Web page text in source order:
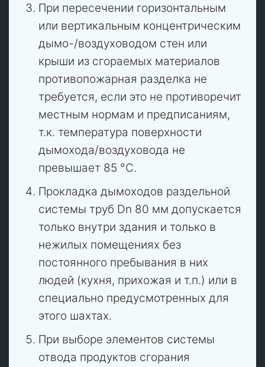
При пересечении горизонтальным
или вертикальным концентрическим
дымо-/воздуховодом стен или
крыши из сгораемых материалов
противопожарная разделка не
требуется, если это не противоречит
местным нормам и предписаниям,
т.к. температура поверхности
дымохода/воздуховода не
превышает 85 °C.
Прокладка дымоходов раздельной
системы труб Dn 80 мм допускается
только внутри здания и только в
нежилых помещениях без
постоянного пребывания в них
людей (кухня, прихожая и т.п.) или в
специально предусмотренных для
этого шахтах.
При выборе элементов системы
отвода продуктов сгорания